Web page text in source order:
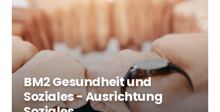
BM2 Gesundheit und
Soziales - Ausrichtung